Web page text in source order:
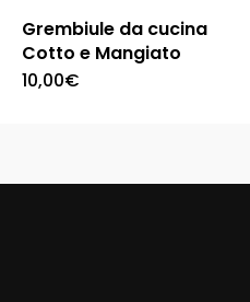
Grembiule da cucina
Cotto e Mangiato
10,00€